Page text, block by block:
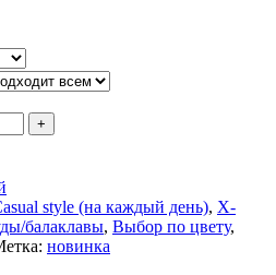
style (на каждый день), X-
балаклавы, Выбор по цвету,
новинка